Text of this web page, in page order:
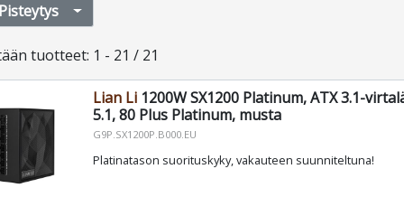
Pisteytys
tuotteet: 1 - 21 / 21
Lian Li1200W SX1200 Platinum, ATX 3.1-
5.1, 80 Plus Platinum, musta
G9P.SX1200P.B000.EU
Platinatason suorituskyky, vakauteen suunniteltuna!